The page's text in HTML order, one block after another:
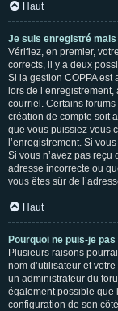
Haut
Je suis enregistré
Vérifiez, en premier,
corrects, il y a deux
Si la gestion COPPA
lors de
courriel. Certains
création de compte soit
que vous puissiez vous
l’enregistrement. Si
Si vous n’avez pas
adresse incorrecte ou
vous êtes sûr de
Haut
Pourquoi ne puis-je
Plusieurs raisons
nom d’utilisateur et
un administrateur du
également possible que
configuration de son